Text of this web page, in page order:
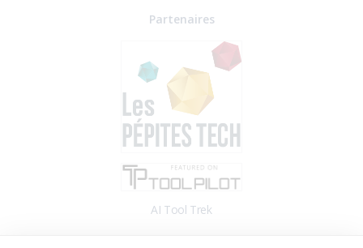
Partenaires
AI Tool Trek